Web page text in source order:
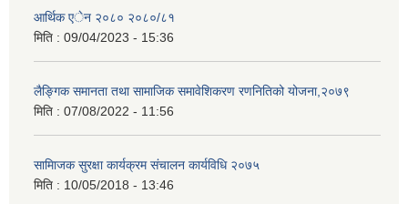
आर्थिक एेन २०८० २०८०/८१
मिति : 09/04/2023 - 15:36
लैङ्गिक समानता तथा सामाजिक समावेशिकरण रणनितिको योजना,२०७९
मिति : 07/08/2022 - 11:56
सामािजक सुरक्षा कार्यक्रम संचालन कार्यविधि २०७५
मिति : 10/05/2018 - 13:46